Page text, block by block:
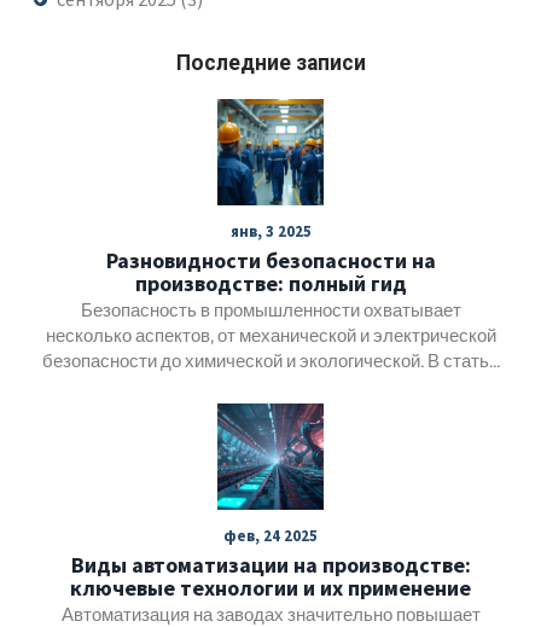
Последние записи
янв, 3 2025
Разновидности безопасности на
производстве: полный гид
Безопасность в промышленности охватывает
несколько аспектов, от механической и электрической
безопасности до химической и экологической. В статье
необходимые для защиты работников и обеспечения
надежности производственных процессов. Также
уделяется внимание современным технологиям и
практикам, призванным минимизировать риски.
Предоставляются практические советы для улучшения
безопасности на рабочих местах.
фев, 24 2025
Виды автоматизации на производстве:
ключевые технологии и их применение
Автоматизация на заводах значительно повышает